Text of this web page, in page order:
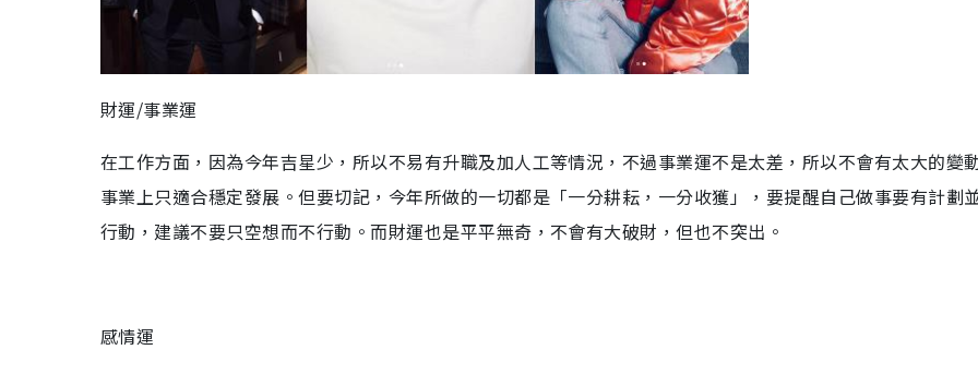
財運/事業運
在工作方面，因為今年吉星少，所以不易有升職及加人工等情況，不過事業運不是太差，所以不會有太大的變
事業上只適合穩定發展。但要切記，今年所做的一切都是「一分耕耘，一分收獲」，要提醒自己做事要有計劃
行動，建議不要只空想而不行動。而財運也是平平無奇，不會有大破財，但也不突出。
感情運